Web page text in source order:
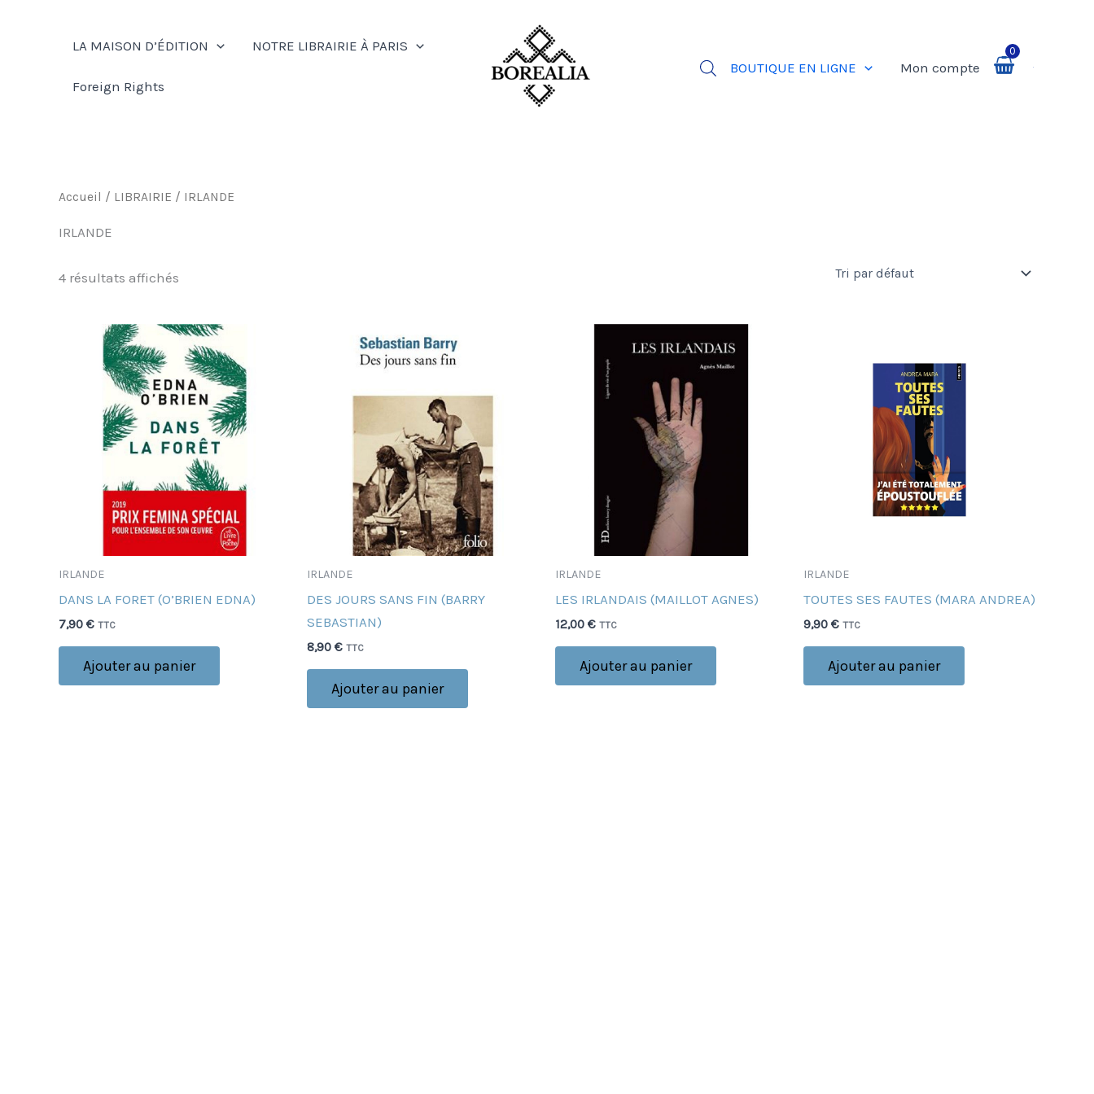
LA MAISON D’ÉDITION NOTRE LIBRAIRIE À PARIS
Foreign Rights
BOUTIQUE EN LIGNE Mon compte
0
Accueil / LIBRAIRIE / IRLANDE
IRLANDE
4 résultats affichés
IRLANDE
DANS LA FORET (O’BRIEN EDNA)
7,90 € TTC
Ajouter au panier
IRLANDE
DES JOURS SANS FIN (BARRY
SEBASTIAN)
8,90 € TTC
Ajouter au panier
IRLANDE
LES IRLANDAIS (MAILLOT AGNES)
12,00 € TTC
Ajouter au panier
IRLANDE
TOUTES SES FAUTES (MARA ANDREA)
9,90 € TTC
Ajouter au panier